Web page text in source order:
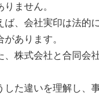
りません。
ば、会社実印は法的
があります。
、株式会社と合同会
した違いを理解し、